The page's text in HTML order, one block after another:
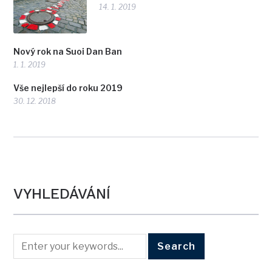
14. 1. 2019
Nový rok na Suoi Dan Ban
1. 1. 2019
Vše nejlepší do roku 2019
30. 12. 2018
VYHLEDÁVÁNÍ